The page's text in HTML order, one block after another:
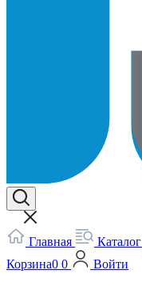
Главная Каталог
Корзина0 0
Войти